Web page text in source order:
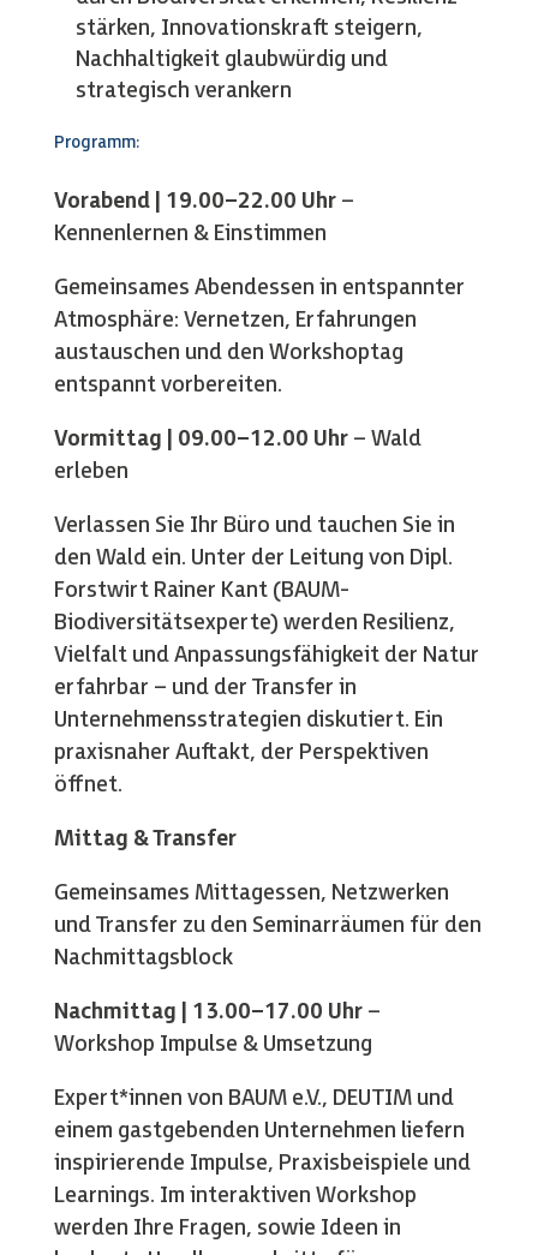
stärken, Innovationskraft steigern,
Nachhaltigkeit glaubwürdig und
strategisch verankern
Programm:
Vorabend | 19.00–22.00 Uhr–
Kennenlernen & Einstimmen
Gemeinsames Abendessen in entspannter
Atmosphäre: Vernetzen, Erfahrungen
austauschen und den Workshoptag
entspannt vorbereiten.
Vormittag | 09.00–12.00 Uhr– Wald
erleben
Verlassen Sie Ihr Büro und tauchen Sie in
den Wald ein. Unter der Leitung von Dipl.
Forstwirt Rainer Kant (BAUM-
Biodiversitätsexperte) werden Resilienz,
Vielfalt und Anpassungsfähigkeit der Natur
erfahrbar – und der Transfer in
Unternehmensstrategien diskutiert. Ein
praxisnaher Auftakt, der Perspektiven
öffnet.
Mittag & Transfer
Gemeinsames Mittagessen, Netzwerken
und Transfer zu den Seminarräumen für den
Nachmittagsblock
Nachmittag | 13.00–17.00 Uhr–
Workshop Impulse & Umsetzung
Expert*innen von BAUM e.V., DEUTIM und
einem gastgebenden Unternehmen liefern
inspirierende Impulse, Praxisbeispiele und
Learnings. Im interaktiven Workshop
werden Ihre Fragen, sowie Ideen in